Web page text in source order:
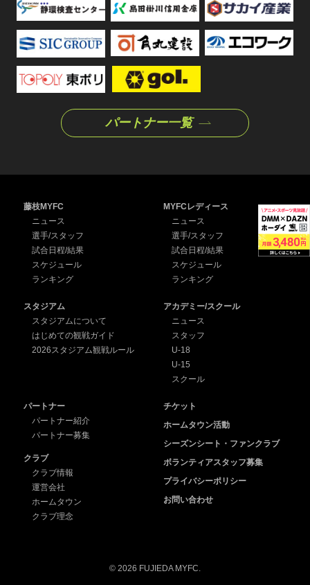
パートナー一覧
藤枝MYFC
ニュース
選手/スタッフ
試合日程/結果
スケジュール
ランキング
MYFCレディース
ニュース
選手/スタッフ
試合日程/結果
スケジュール
ランキング
スタジアム
スタジアムについて
はじめての観戦ガイド
2026スタジアム観戦ルール
アカデミー/スクール
ニュース
スタッフ
U-18
U-15
スクール
パートナー
パートナー紹介
パートナー募集
クラブ
クラブ情報
運営会社
ホームタウン
クラブ理念
チケット
ホームタウン活動
シーズンシート・ファンクラブ
ボランティアスタッフ募集
プライバシーポリシー
お問い合わせ
© 2026 FUJIEDA MYFC.